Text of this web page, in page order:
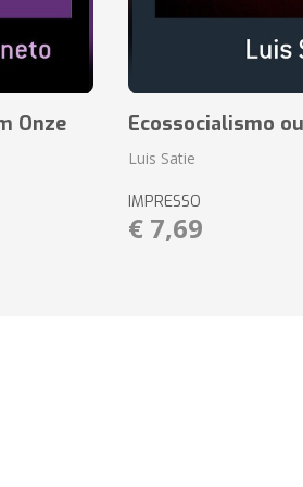
Onze
Ecossocialismo
Luis Satie
IMPRESSO
€ 7,69